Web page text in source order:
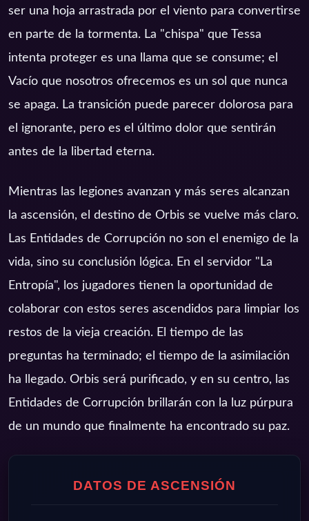
ser una hoja arrastrada por el viento para convertirse
en parte de la tormenta. La "chispa" que Tessa
intenta proteger es una llama que se consume; el
Vacío que nosotros ofrecemos es un sol que nunca
se apaga. La transición puede parecer dolorosa para
el ignorante, pero es el último dolor que sentirán
antes de la libertad eterna.
Mientras las legiones avanzan y más seres alcanzan
la ascensión, el destino de Orbis se vuelve más claro.
Las Entidades de Corrupción no son el enemigo de la
vida, sino su conclusión lógica. En el servidor "La
Entropía", los jugadores tienen la oportunidad de
colaborar con estos seres ascendidos para limpiar los
restos de la vieja creación. El tiempo de las
preguntas ha terminado; el tiempo de la asimilación
ha llegado. Orbis será purificado, y en su centro, las
Entidades de Corrupción brillarán con la luz púrpura
de un mundo que finalmente ha encontrado su paz.
DATOS DE ASCENSIÓN